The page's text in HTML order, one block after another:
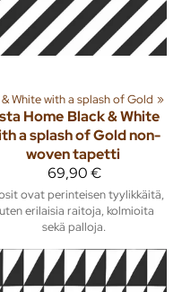
& White with a splash of Gold ‪»
Home Black & White
a splash of Gold non-
woven tapetti
69,90 €
ovat perinteisen tyylikkäitä,
erilaisia raitoja, kolmioita
sekä palloja.